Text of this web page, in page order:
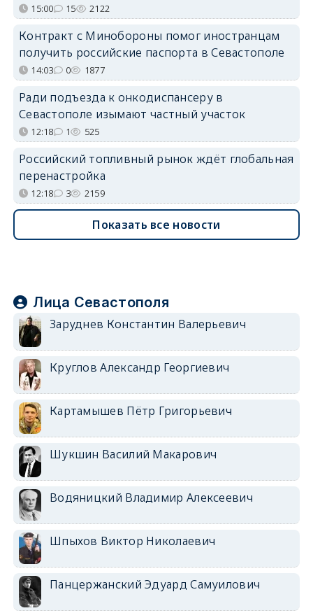
15:00 15 2122
Контракт с Минобороны помог иностранцам
получить российские паспорта в Севастополе
14:03 0 1877
Ради подъезда к онкодиспансеру в
Севастополе изымают частный участок
12:18 1 525
Российский топливный рынок ждёт глобальная
перенастройка
12:18 3 2159
Показать все новости
Лица Севастополя
Заруднев Константин Валерьевич
Круглов Александр Георгиевич
Картамышев Пётр Григорьевич
Шукшин Василий Макарович
Водяницкий Владимир Алексеевич
Шпыхов Виктор Николаевич
Панцержанский Эдуард Самуилович